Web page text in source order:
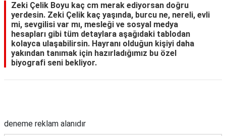
Zeki Çelik Boyu kaç cm merak ediyorsan doğru
yerdesin. Zeki Çelik kaç yaşında, burcu ne, nereli, evli
mi, sevgilisi var mı, mesleği ve sosyal medya
hesapları gibi tüm detaylara aşağıdaki tablodan
kolayca ulaşabilirsin. Hayranı olduğun kişiyi daha
yakından tanımak için hazırladığımız bu özel
biyografi seni bekliyor.
deneme reklam alanıdır